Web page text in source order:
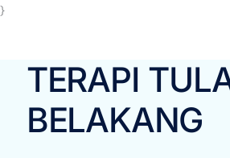
}Skip
TERAPI
BELAKANG